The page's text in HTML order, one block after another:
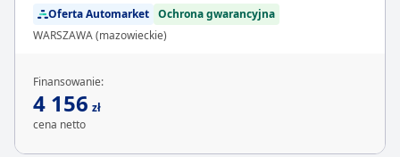
Oferta Automarket Ochrona gwarancyjna
WARSZAWA (mazowieckie)
Finansowanie:
4 156 zł
cena netto